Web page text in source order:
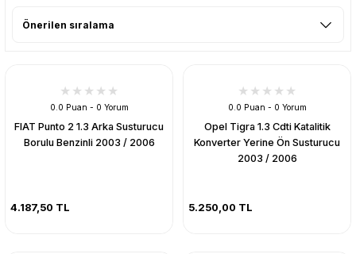
0.0 Puan - 0 Yorum
FIAT Punto 2 1.3 Arka Susturucu
Borulu Benzinli 2003 / 2006
4.187,50 TL
0.0 Puan - 0 Yorum
Opel Tigra 1.3 Cdti Katalitik
Konverter Yerine Ön Susturucu
2003 / 2006
5.250,00 TL